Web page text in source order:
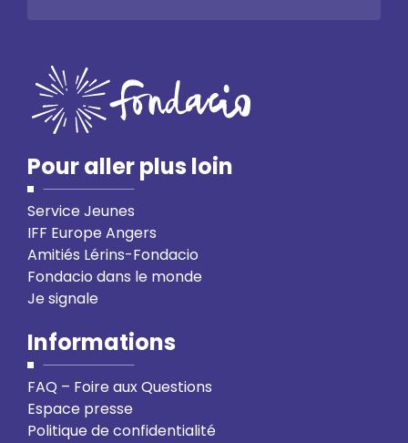
Pour aller plus loin
Service Jeunes
IFF Europe Angers
Amitiés Lérins-Fondacio
Fondacio dans le monde
Je signale
Informations
FAQ – Foire aux Questions
Espace presse
Politique de confidentialité